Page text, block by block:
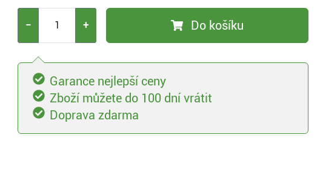
− + Do košíku
Garance nejlepší ceny
Zboží můžete do 100 dní vrátit
Doprava zdarma